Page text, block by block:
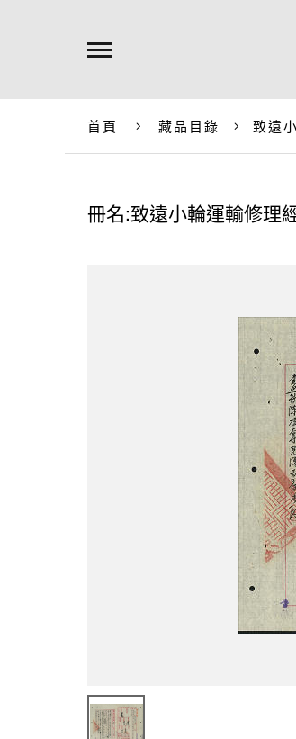
首頁 藏品目錄 致遠
冊名:致遠小輪運輸修理